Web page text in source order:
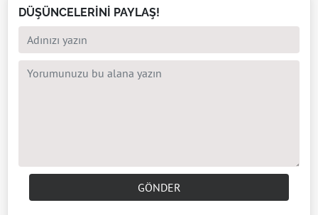
DÜŞÜNCELERİNİ PAYLAŞ!
GÖNDER